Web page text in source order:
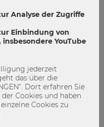
Jede/r kann es
Workshop
Analyse der Zugriffe
Einbindung von
YouTube
jederzeit
das über die
Dort erfahren Sie
Cookies und haben
Cookies zu